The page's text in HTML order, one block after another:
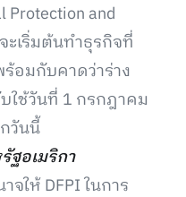
Protection and
ะเริ่มต้นทำธุรกิจที่
อมกับคาดว่าร่าง
ใช้วันที่ 1 กรกฎาคม
วันนี้
ฐอเมริกา
ให้ DFPI ในการ